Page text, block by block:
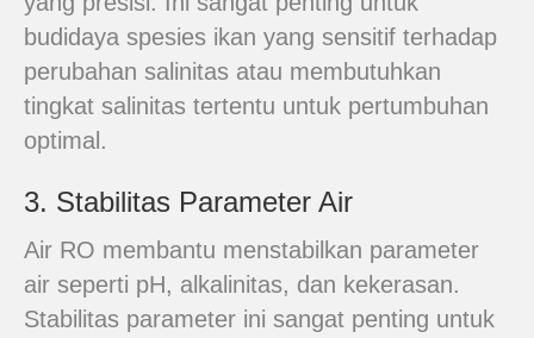
budidaya spesies ikan yang sensitif terhadap
perubahan salinitas atau membutuhkan
tingkat salinitas tertentu untuk pertumbuhan
optimal.
3. Stabilitas Parameter Air
Air RO membantu menstabilkan parameter
air seperti pH, alkalinitas, dan kekerasan.
Stabilitas parameter ini sangat penting untuk